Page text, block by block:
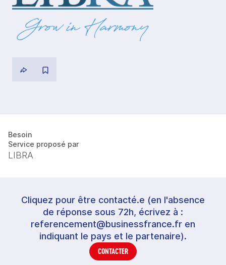
Besoin
Service proposé par
LIBRA
Cliquez pour être contacté.e (en l'absence
de réponse sous 72h, écrivez à :
referencement@businessfrance.fr en
indiquant le pays et le partenaire).
CONTACTER